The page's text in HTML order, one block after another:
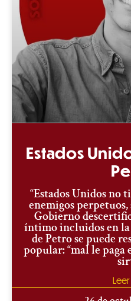
Estados
“Estados Unidos no
enemigos perpetuos,
Gobierno
íntimo incluidos en
de Petro se puede
popular: “mal le
Leer